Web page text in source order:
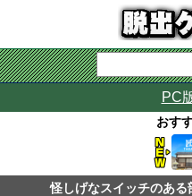
PC
おす
怪しげなスイッチのあ